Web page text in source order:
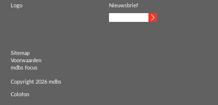
Logo Nieuwsbrief
Sitemap
Voorwaarden
mdbs focus
Copyright 2026 mdbs
Colofon